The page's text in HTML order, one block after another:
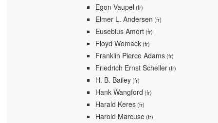
Egon Vaupel (fr)
Elmer L. Andersen (fr)
Eusebius Amort(fr)
Floyd Womack(fr)
Franklin Pierce Adams(fr)
Friedrich Ernst Scheller(fr)
H. B. Bailey(fr)
Hank Wangford (fr)
Harald Keres(fr)
Harold Marcuse(fr)